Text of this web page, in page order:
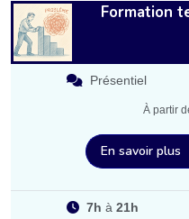
Formation
Présentiel
À partir
En savoir plus
7h à21h